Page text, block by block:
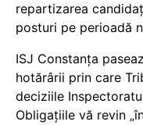
repartizarea
posturi pe perioadă
ISJ Constanța
hotărârii prin care
deciziile
Obligațiile vă revin